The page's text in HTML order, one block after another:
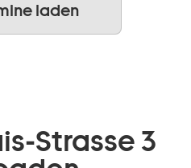
laden
Strasse 3